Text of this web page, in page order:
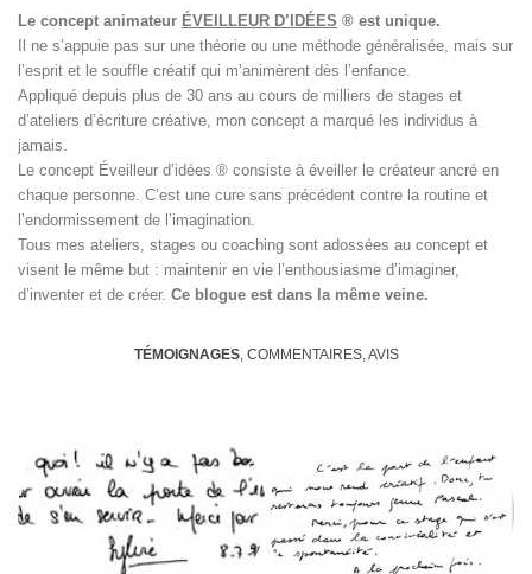
Le concept animateur ÉVEILLEUR D’IDÉES ® est unique.
Il ne s’appuie pas sur une théorie ou une méthode généralisée, mais sur
l’esprit et le souffle créatif qui m’animèrent dès l’enfance.
Appliqué depuis plus de 30 ans au cours de milliers de stages et
d’ateliers d’écriture créative, mon concept a marqué les individus à
jamais.
Le concept Éveilleur d’idées ® consiste à éveiller le créateur ancré en
chaque personne. C’est une cure sans précédent contre la routine et
l’endormissement de l’imagination.
Tous mes ateliers, stages ou coaching sont adossées au concept et
visent le même but : maintenir en vie l’enthousiasme d’imaginer,
d’inventer et de créer. Ce blogue est dans la même veine.
TÉMOIGNAGES, COMMENTAIRES, AVIS